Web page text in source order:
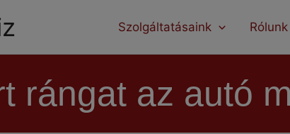
Szolgáltatásaink Rólunk
rángat az autó